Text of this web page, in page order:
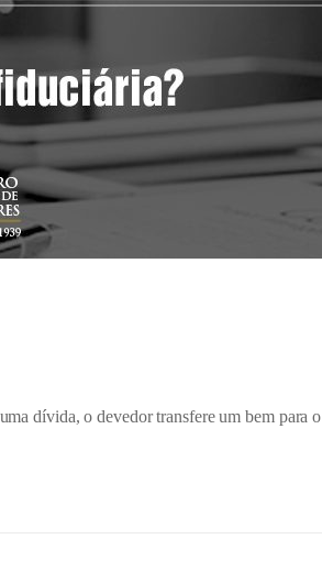
dívida, o devedor transfere um bem para o